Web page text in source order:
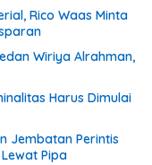
Rico Waas Minta
Wiriya Alrahman,
Harus Dimulai
Jembatan Perintis
Pipa